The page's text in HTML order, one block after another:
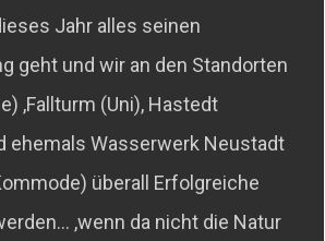
Jahr alles seinen
geht und wir an den Standorten
,Fallturm (Uni), Hastedt
ehemals Wasserwerk Neustadt
überall Erfolgreiche
,wenn da nicht die Natur